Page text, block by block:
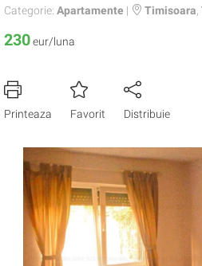
Categorie: Apartamente | Timisoara
230eur/luna
Printeaza Favorit Distribuie